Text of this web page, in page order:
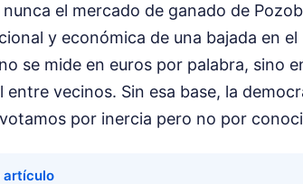
el mercado de ganado de
y económica de una bajada en
se mide en euros por palabra, sino
entre vecinos. Sin esa base, la
por inercia pero no por
artículo